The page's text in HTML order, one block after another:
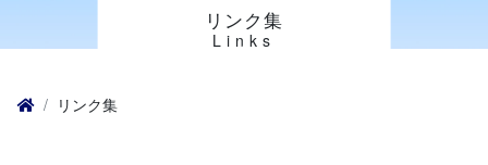
リンク集
Links
リンク集